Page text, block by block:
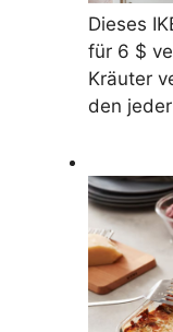
Dieses
für 6 $
Kräuter
den